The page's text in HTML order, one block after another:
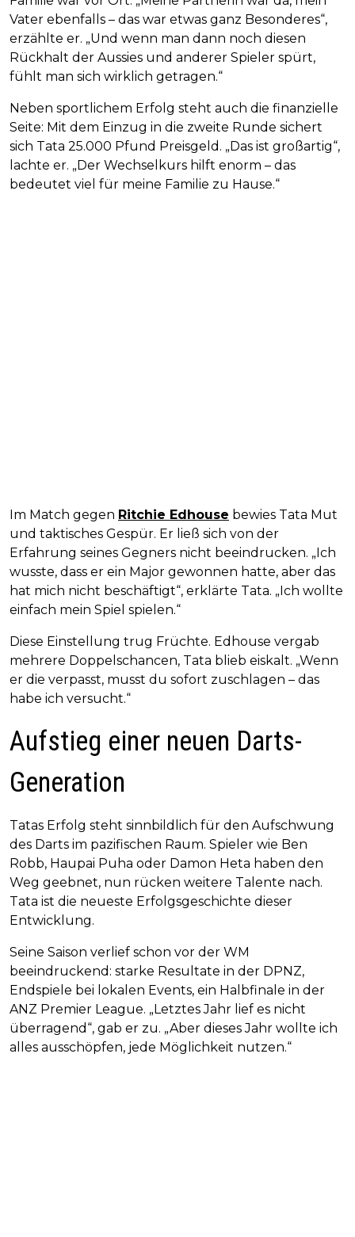
Vater ebenfalls – das war etwas ganz Besonderes“,
erzählte er. „Und wenn man dann noch diesen
Rückhalt der Aussies und anderer Spieler spürt,
fühlt man sich wirklich getragen.“
Neben sportlichem Erfolg steht auch die finanzielle
Seite: Mit dem Einzug in die zweite Runde sichert
sich Tata 25.000 Pfund Preisgeld. „Das ist großartig“,
lachte er. „Der Wechselkurs hilft enorm – das
bedeutet viel für meine Familie zu Hause.“
Im Match gegen Ritchie Edhouse bewies Tata Mut
und taktisches Gespür. Er ließ sich von der
Erfahrung seines Gegners nicht beeindrucken. „Ich
wusste, dass er ein Major gewonnen hatte, aber das
hat mich nicht beschäftigt“, erklärte Tata. „Ich wollte
einfach mein Spiel spielen.“
Diese Einstellung trug Früchte. Edhouse vergab
mehrere Doppelschancen, Tata blieb eiskalt. „Wenn
er die verpasst, musst du sofort zuschlagen – das
habe ich versucht.“
Aufstieg einer neuen Darts-
Generation
Tatas Erfolg steht sinnbildlich für den Aufschwung
des Darts im pazifischen Raum. Spieler wie Ben
Robb, Haupai Puha oder Damon Heta haben den
Weg geebnet, nun rücken weitere Talente nach.
Tata ist die neueste Erfolgsgeschichte dieser
Entwicklung.
Seine Saison verlief schon vor der WM
beeindruckend: starke Resultate in der DPNZ,
Endspiele bei lokalen Events, ein Halbfinale in der
ANZ Premier League. „Letztes Jahr lief es nicht
überragend“, gab er zu. „Aber dieses Jahr wollte ich
alles ausschöpfen, jede Möglichkeit nutzen.“